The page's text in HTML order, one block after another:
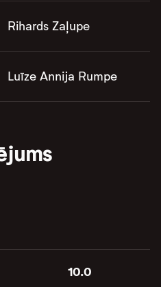
Rihards Zaļupe
Luīze Annija Rumpe
10.0